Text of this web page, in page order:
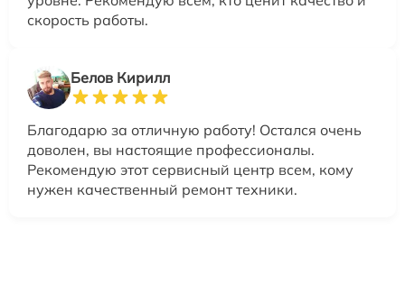
скорость работы.
Белов Кирилл
Благодарю за отличную работу! Остался очень
доволен, вы настоящие профессионалы.
Рекомендую этот сервисный центр всем, кому
нужен качественный ремонт техники.